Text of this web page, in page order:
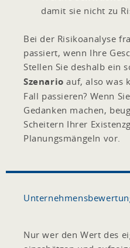
damit sie nicht zu
Bei der Risikoanalyse
passiert, wenn Ihre
Stellen Sie deshalb ein
Szenario auf, also was
Fall passieren? Wenn
Gedanken machen,
Scheitern Ihrer
Planungsmängeln vor.
Nur wer den Wert des